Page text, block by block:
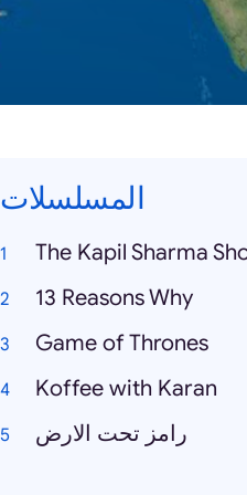
المسلسلات
The Kapil Sharma
13 Reasons Why
Game of Thrones
Koffee with Karan
رامز تحت الارض